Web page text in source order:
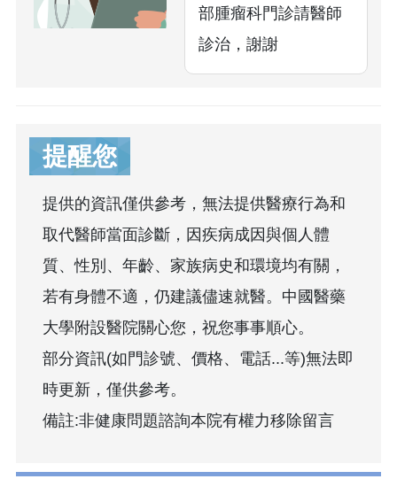
部腫瘤科門診請醫師
診治，謝謝
提醒您
提供的資訊僅供參考，無法提供醫療行為和
取代醫師當面診斷，因疾病成因與個人體
質、性別、年齡、家族病史和環境均有關，
若有身體不適，仍建議儘速就醫。中國醫藥
大學附設醫院關心您，祝您事事順心。
部分資訊(如門診號、價格、電話...等)無法即
時更新，僅供參考。
備註:非健康問題諮詢本院有權力移除留言